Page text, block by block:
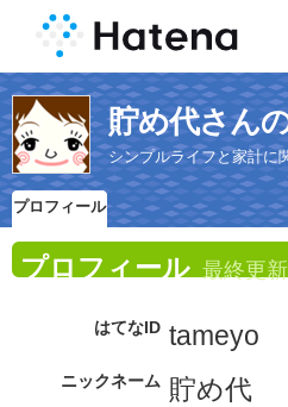
貯め代さん
シンプルライフと家計に
プロフィール
プロフィール 最終更
はてなID tameyo
ニックネーム 貯め代